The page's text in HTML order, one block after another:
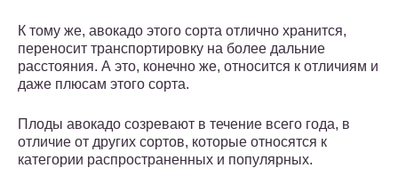
К тому же, авокадо этого сорта отлично хранится,
переносит транспортировку на более дальние
расстояния. А это, конечно же, относится к отличиям и
даже плюсам этого сорта.
Плоды авокадо созревают в течение всего года, в
отличие от других сортов, которые относятся к
категории распространенных и популярных.